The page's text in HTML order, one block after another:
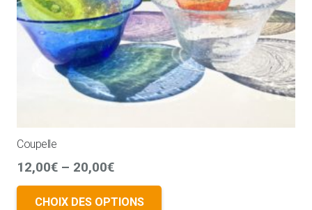
Coupelle
12,00€ – 20,00€
CHOIX DES OPTIONS